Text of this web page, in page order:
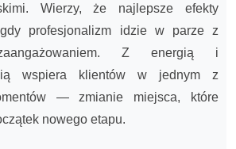
Wierzy, że najlepsze efekty
profesjonalizm idzie w parze z
Z energią i
wspiera klientów w jednym z
— zmianie miejsca, które
nowego etapu.